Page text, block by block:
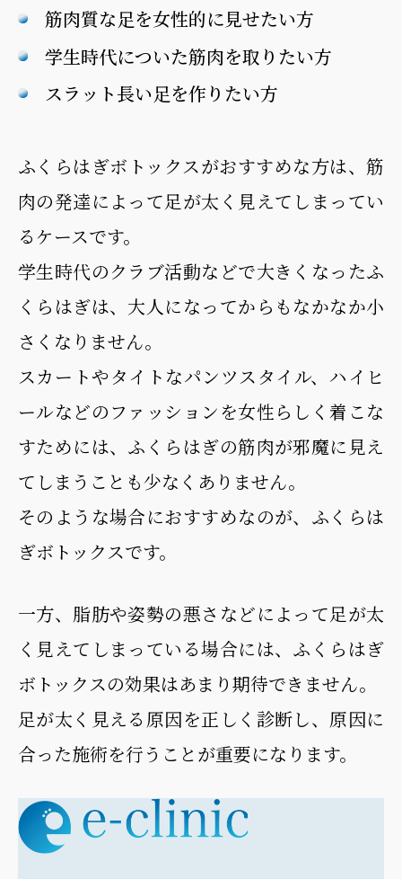
筋肉質な足を女性的に見せたい方
学生時代についた筋肉を取りたい方
スラット長い足を作りたい方
ふくらはぎボトックスがおすすめな方は、筋
肉の発達によって足が太く見えてしまってい
るケースです。
学生時代のクラブ活動などで大きくなったふ
くらはぎは、大人になってからもなかなか小
さくなりません。
スカートやタイトなパンツスタイル、ハイヒ
ールなどのファッションを女性らしく着こな
すためには、ふくらはぎの筋肉が邪魔に見え
てしまうことも少なくありません。
そのような場合におすすめなのが、ふくらは
ぎボトックスです。
一方、脂肪や姿勢の悪さなどによって足が太
く見えてしまっている場合には、ふくらはぎ
ボトックスの効果はあまり期待できません。
足が太く見える原因を正しく診断し、原因に
合った施術を行うことが重要になります。